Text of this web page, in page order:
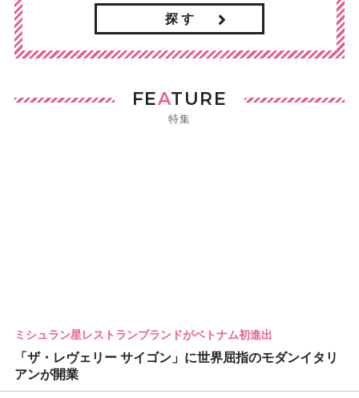
探 す
FEATURE
特集
ミシュラン星レストランブランドがベトナム初進出
「ザ・レヴェリー サイゴン」に世界屈指のモダンイタリ
アンが開業